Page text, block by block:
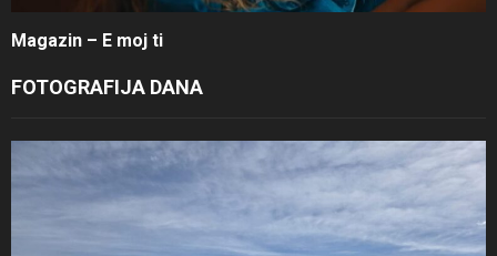
Magazin – E moj ti
FOTOGRAFIJA DANA